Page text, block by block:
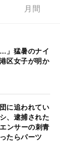
月間
…」猛暑のナイ
区女子が明か
に追われてい
、逮捕された
ンサーの刺青
たらパーツ